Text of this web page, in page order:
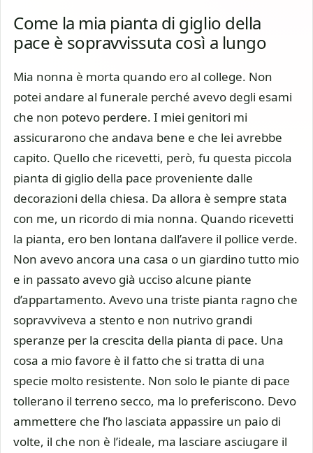
Come la mia pianta di giglio della
pace è sopravvissuta così a lungo
Mia nonna è morta quando ero al college. Non
potei andare al funerale perché avevo degli esami
che non potevo perdere. I miei genitori mi
assicurarono che andava bene e che lei avrebbe
capito. Quello che ricevetti, però, fu questa piccola
pianta di giglio della pace proveniente dalle
decorazioni della chiesa. Da allora è sempre stata
con me, un ricordo di mia nonna. Quando ricevetti
la pianta, ero ben lontana dall’avere il pollice verde.
Non avevo ancora una casa o un giardino tutto mio
e in passato avevo già ucciso alcune piante
d’appartamento. Avevo una triste pianta ragno che
sopravviveva a stento e non nutrivo grandi
speranze per la crescita della pianta di pace. Una
cosa a mio favore è il fatto che si tratta di una
specie molto resistente. Non solo le piante di pace
tollerano il terreno secco, ma lo preferiscono. Devo
ammettere che l’ho lasciata appassire un paio di
volte, il che non è l’ideale, ma lasciare asciugare il